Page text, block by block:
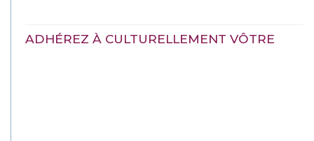
ADHÉREZ À CULTURELLEMENT VÔTRE